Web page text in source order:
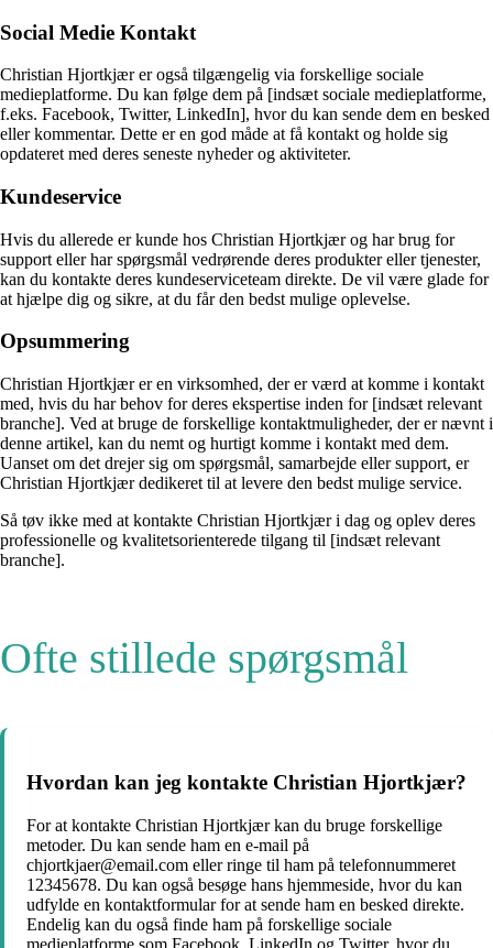
Social Medie Kontakt
Christian Hjortkjær er også tilgængelig via forskellige sociale
medieplatforme. Du kan følge dem på [indsæt sociale medieplatforme,
f.eks. Facebook, Twitter, LinkedIn], hvor du kan sende dem en besked
eller kommentar. Dette er en god måde at få kontakt og holde sig
opdateret med deres seneste nyheder og aktiviteter.
Kundeservice
Hvis du allerede er kunde hos Christian Hjortkjær og har brug for
support eller har spørgsmål vedrørende deres produkter eller tjenester,
kan du kontakte deres kundeserviceteam direkte. De vil være glade for
at hjælpe dig og sikre, at du får den bedst mulige oplevelse.
Opsummering
Christian Hjortkjær er en virksomhed, der er værd at komme i kontakt
med, hvis du har behov for deres ekspertise inden for [indsæt relevant
branche]. Ved at bruge de forskellige kontaktmuligheder, der er nævnt i
denne artikel, kan du nemt og hurtigt komme i kontakt med dem.
Uanset om det drejer sig om spørgsmål, samarbejde eller support, er
Christian Hjortkjær dedikeret til at levere den bedst mulige service.
Så tøv ikke med at kontakte Christian Hjortkjær i dag og oplev deres
professionelle og kvalitetsorienterede tilgang til [indsæt relevant
branche].
Ofte stillede spørgsmål
Hvordan kan jeg kontakte Christian Hjortkjær?
For at kontakte Christian Hjortkjær kan du bruge forskellige
metoder. Du kan sende ham en e-mail på
chjortkjaer@email.com eller ringe til ham på telefonnummeret
12345678. Du kan også besøge hans hjemmeside, hvor du kan
udfylde en kontaktformular for at sende ham en besked direkte.
Endelig kan du også finde ham på forskellige sociale
medieplatforme som Facebook, LinkedIn og Twitter, hvor du